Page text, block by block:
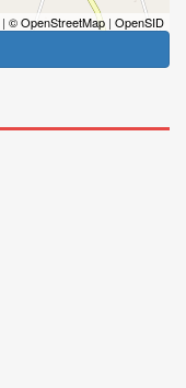
| © OpenStreetMap | OpenSID